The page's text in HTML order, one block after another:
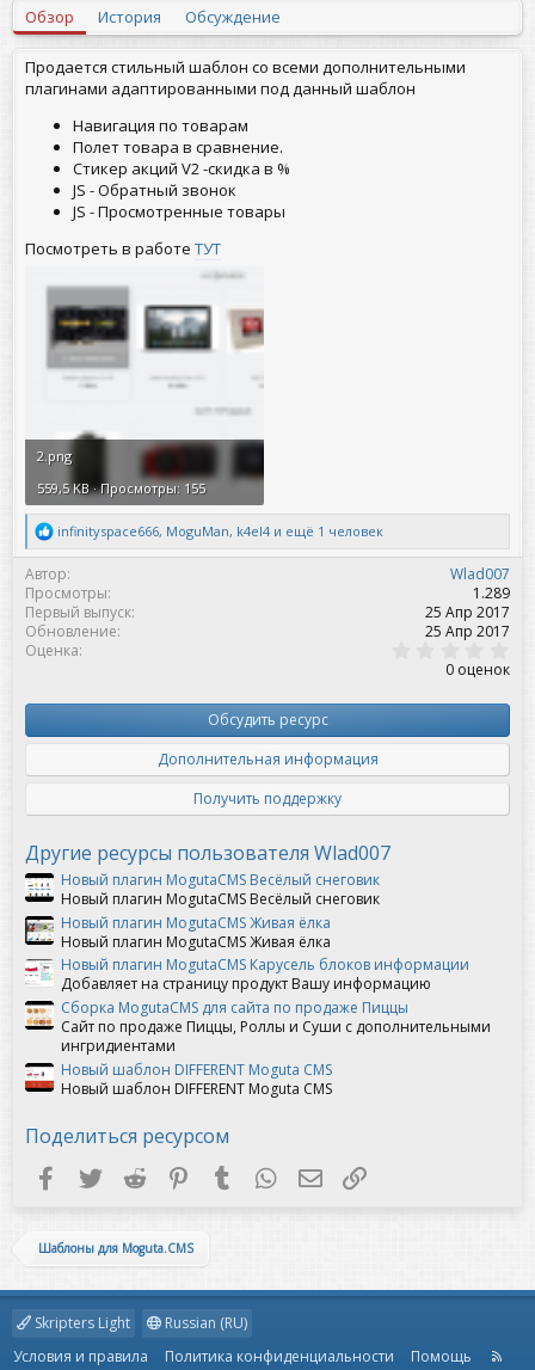
о
р
а
с
о
з
д
а
н
я
Обзор История Обсуждение
Продается стильный шаблон со всеми дополнительными
плагинами адаптированными под данный шаблон
Навигация по товарам
Полет товара в сравнение.
Стикер акций V2 -скидка в %
JS - Обратный звонок
JS - Просмотренные товары
Посмотреть в работе ТУТ
2.png
559,5 KB · Просмотры: 155
Р
е
к
ц
и
и
:
infinityspace666, MoguMan, k4el4 и ещё 1 человек
Автор
Wlad007
Просмотры
1.289
Первый выпуск
25 Апр 2017
Обновление
25 Апр 2017
Оценка
,
0
в
ё
д
0 оценок
Обсудить ресурс
Дополнительная информация
Получить поддержку
Другие ресурсы пользователя Wlad007
Новый плагин MogutaCMS Весёлый снеговик
Новый плагин MogutaCMS Весёлый снеговик
Новый плагин MogutaCMS Живая ёлка
Новый плагин MogutaCMS Живая ёлка
Новый плагин MogutaCMS Карусель блоков информации
Добавляет на страницу продукт Вашу информацию
Сборка MogutaCMS для сайта по продаже Пиццы
Сайт по продаже Пиццы, Роллы и Суши с дополнительными
ингридиентами
Новый шаблон DIFFERENT Moguta CMS
Новый шаблон DIFFERENT Moguta CMS
Поделиться ресурсом
FacebookTwitter Reddit PinterestTumblr WhatsAppЭлектронная почта
Шаблоны для Moguta.CMS
Skripters Light
Russian (RU)
Условия и правила
Политика конфиденциальности Помощь
R